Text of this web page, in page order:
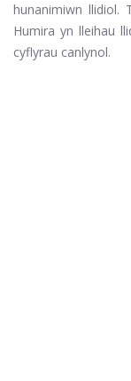
hunanimiwn llidiol.
Humira yn lleihau
cyflyrau canlynol.